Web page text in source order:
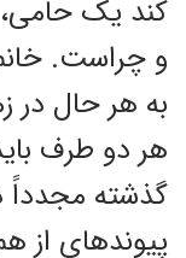
کند یک
و چراست.
به هر حال در
هر دو طرف
گذشته مجدداً
پیوندهای از